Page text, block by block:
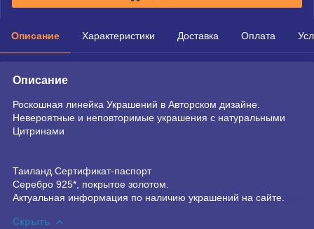
Описание Характеристики Доставка Оплата
Описание
Роскошная линейка Украшений в Авторском дизайне.
Невероятные и неповторимые украшения с натуральными
Цитринами
Таиланд.Сертификат-паспорт
Серебро 925*, покрытое золотом.
Актуальная информация по наличию украшений на сайте.
Скрыть